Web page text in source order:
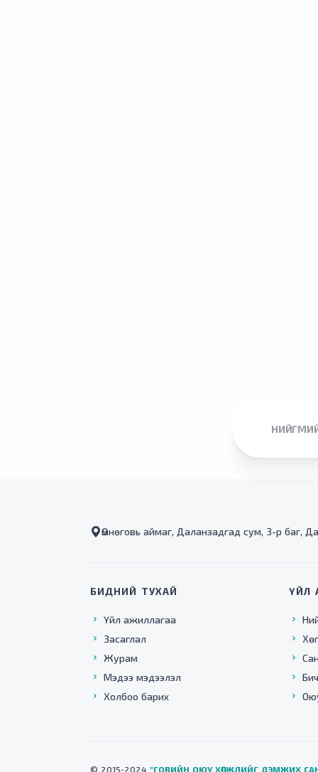
Өмнөговь аймаг, Даланзадгад сум, 3-р баг,
БИДНИЙ ТУХАЙ
Үйл ажиллагаа
Засаглал
Журам
Мэдээ мэдээлэл
Холбоо барих
ҮЙЛ
© 2015-2024 "ГОВИЙН ОЮУ ХӨГЖЛИЙГ ДЭМЖИХ